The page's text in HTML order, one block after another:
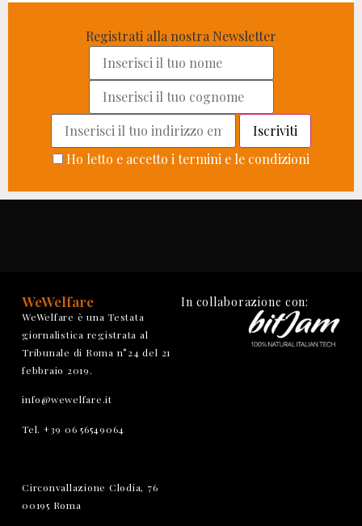
Registrati alla nostra Newsletter
Ho letto e accetto i termini e le condizioni
WeWelfare
WeWelfare è una Testata
giornalistica registrata al
Tribunale di Roma n°24 del 21
febbraio 2019.
info@wewelfare.it
Tel. +39 06 56549064
Circonvallazione Clodia, 76
00195 Roma
In collaborazione con: